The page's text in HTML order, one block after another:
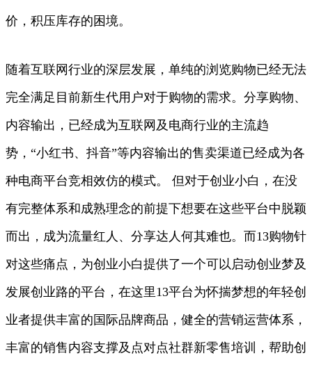
价，积压库存的困境。
随着互联网行业的深层发展，单纯的浏览购物已经无法
完全满足目前新生代用户对于购物的需求。分享购物、
内容输出，已经成为互联网及电商行业的主流趋
势，“小红书、抖音”等内容输出的售卖渠道已经成为各
种电商平台竞相效仿的模式。 但对于创业小白，在没
有完整体系和成熟理念的前提下想要在这些平台中脱颖
而出，成为流量红人、分享达人何其难也。而13购物针
对这些痛点，为创业小白提供了一个可以启动创业梦及
发展创业路的平台，在这里13平台为怀揣梦想的年轻创
业者提供丰富的国际品牌商品，健全的营销运营体系，
丰富的销售内容支撑及点对点社群新零售培训，帮助创